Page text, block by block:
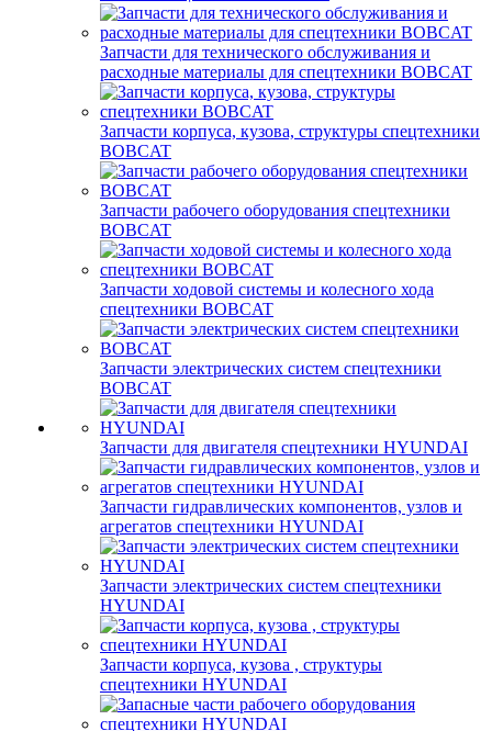
Запчасти для технического обслуживания и
расходные материалы для спецтехники BOBCAT
Запчасти корпуса, кузова, структуры спецтехники
BOBCAT
Запчасти рабочего оборудования спецтехники
BOBCAT
Запчасти ходовой системы и колесного хода
спецтехники BOBCAT
Запчасти электрических систем спецтехники
BOBCAT
Запчасти для двигателя спецтехники HYUNDAI
Запчасти гидравлических компонентов, узлов и
агрегатов спецтехники HYUNDAI
Запчасти электрических систем спецтехники
HYUNDAI
Запчасти корпуса, кузова , структуры
спецтехники HYUNDAI